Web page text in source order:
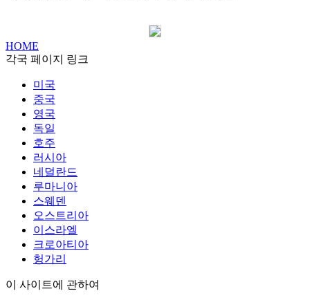
HOME
각국 페이지 링크
미국
중국
영국
독일
호주
러시아
네덜란드
루마니아
스웨덴
오스트리아
이스라엘
크로아티아
헝가리
이 사이트에 관하여